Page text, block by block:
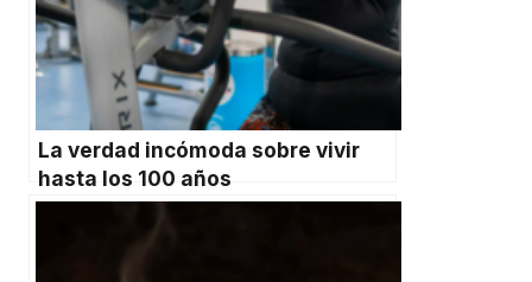
La verdad incómoda sobre vivir
hasta los 100 años